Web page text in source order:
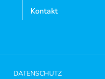
Kontakt
DATENSCHUTZ